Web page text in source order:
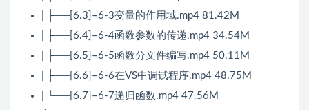
| ├──[6.3]–6-3变量的作用域.mp4 81.42M
| ├──[6.4]–6-4函数参数的传递.mp4 34.54M
| ├──[6.5]–6-5函数分文件编写.mp4 50.11M
| ├──[6.6]–6-6在VS中调试程序.mp4 48.75M
| └──[6.7]–6-7递归函数.mp4 47.56M